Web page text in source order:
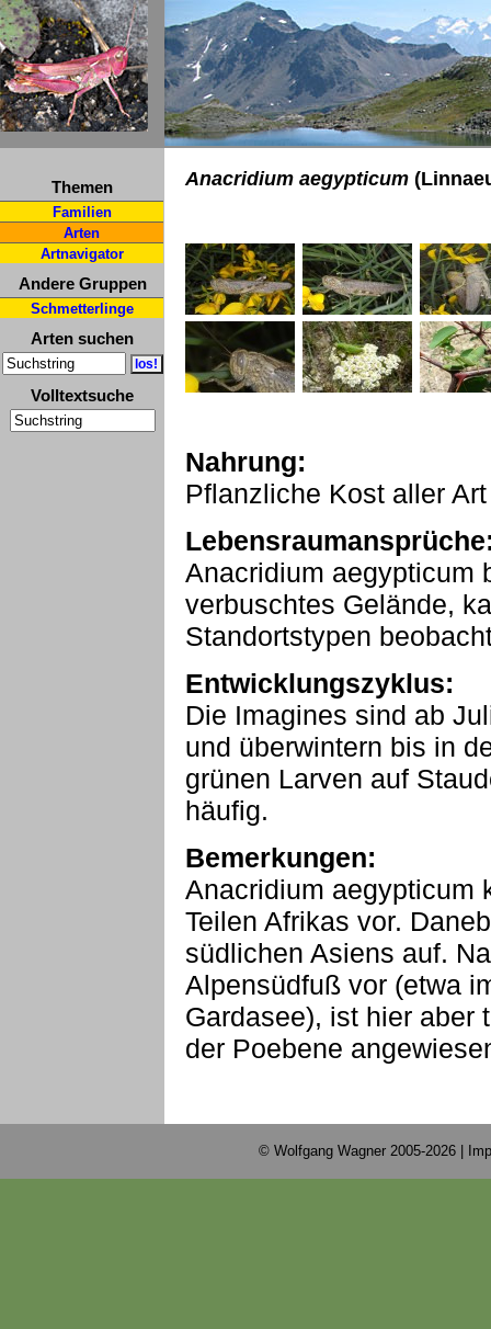
Themen
Familien
Arten
Artnavigator
Andere Gruppen
Schmetterlinge
Arten suchen
Volltextsuche
Anacridium aegypticum
Nahrung:
Pflanzliche Kost aller Art
Anacridium aegypticum
verbuschtes Gelände,
Standortstypen
Entwicklungszyklus:
Die Imagines sind ab
und überwintern bis in
grünen Larven auf
häufig.
Bemerkungen:
Anacridium aegypticum
Teilen Afrikas vor.
südlichen Asiens auf.
Alpensüdfuß vor (etwa
Gardasee), ist hier aber
der Poebene
© Wolfgang Wagner 2005-2026 |